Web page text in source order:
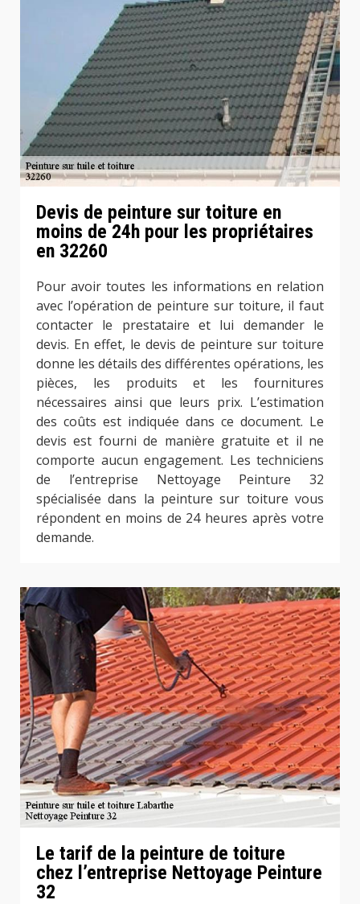
Devis de peinture sur toiture en
moins de 24h pour les propriétaires
en 32260
Pour avoir toutes les informations en relation
avec l’opération de peinture sur toiture, il faut
contacter le prestataire et lui demander le
devis. En effet, le devis de peinture sur toiture
donne les détails des différentes opérations, les
pièces, les produits et les fournitures
nécessaires ainsi que leurs prix. L’estimation
des coûts est indiquée dans ce document. Le
devis est fourni de manière gratuite et il ne
comporte aucun engagement. Les techniciens
de l’entreprise Nettoyage Peinture 32
spécialisée dans la peinture sur toiture vous
répondent en moins de 24 heures après votre
demande.
Le tarif de la peinture de toiture
chez l’entreprise Nettoyage Peinture
32